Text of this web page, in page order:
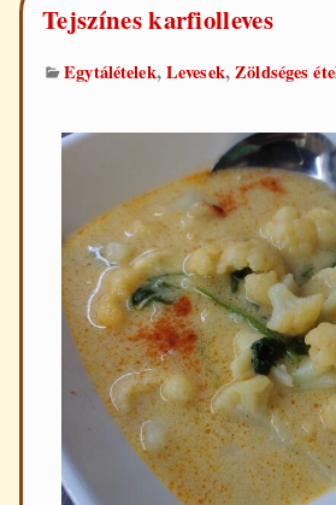
Tejszínes karfiolleves
Egytálételek,Levesek,Zöldséges